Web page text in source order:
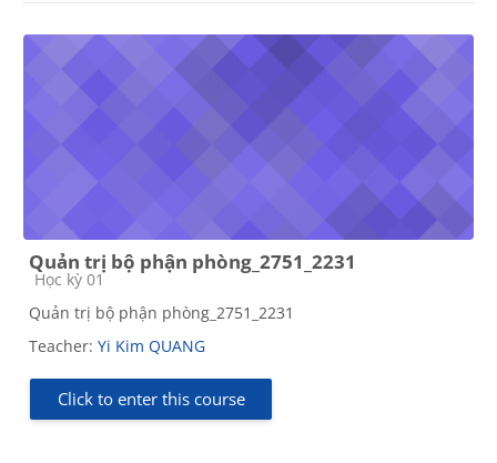
Quản trị bộ phận phòng_2751_2231
Course category
Học kỳ 01
Quản trị bộ phận phòng_2751_2231
Teacher: Yi Kim QUANG
Click to enter this course